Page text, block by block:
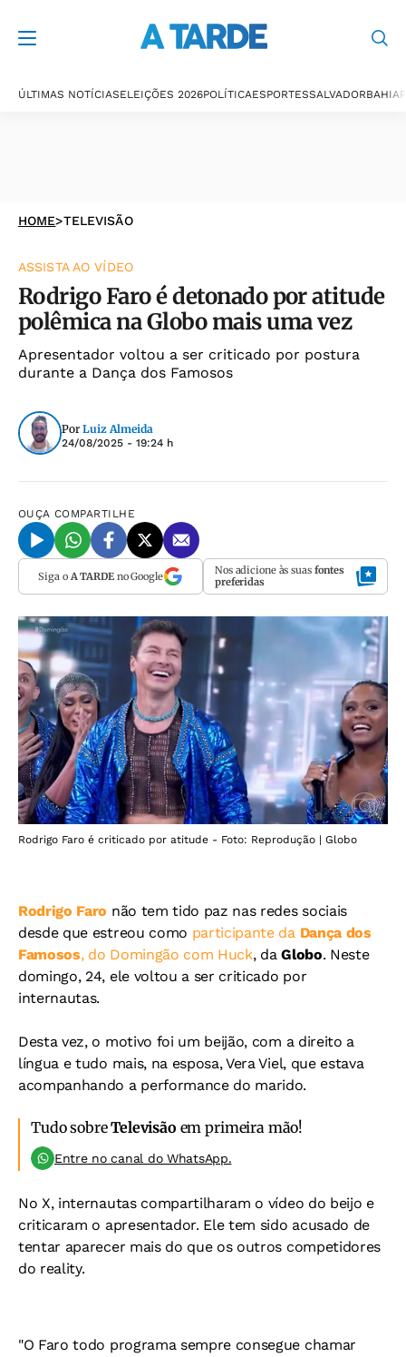
ÚLTIMAS NOTÍCIASELEIÇÕES 2026POLÍTICAESPORTESSALVADORBAHIA
HOME>TELEVISÃO
ASSISTA AO VÍDEO
Rodrigo Faro é detonado por atitude
polêmica na Globo mais uma vez
Apresentador voltou a ser criticado por postura
durante a Dança dos Famosos
Por Luiz Almeida
24/08/2025 - 19:24 h
OUÇA COMPARTILHE
Siga o A TARDEno Google Nos adicione às suas fontes
preferidas
Rodrigo Faro é criticado por atitude - Foto: Reprodução | Globo
Rodrigo Faro não tem tido paz nas redes sociais
desde que estreou como participante da Dança dos
Famosos, do Domingão com Huck, daGlobo. Neste
domingo, 24, ele voltou a ser criticado por
internautas.
Desta vez, o motivo foi um beijão, com a direito a
língua e tudo mais, na esposa, Vera Viel, que estava
acompanhando a performance do marido.
Tudo sobreTelevisão em primeira mão!
Entre no canal do WhatsApp.
No X, internautas compartilharam o vídeo do beijo e
criticaram o apresentador. Ele tem sido acusado de
tentar aparecer mais do que os outros competidores
do reality.
"O Faro todo programa sempre consegue chamar